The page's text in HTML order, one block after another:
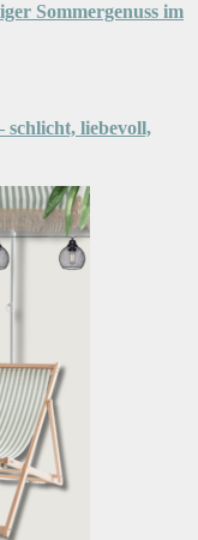
Sommergenuss im
schlicht, liebevoll,